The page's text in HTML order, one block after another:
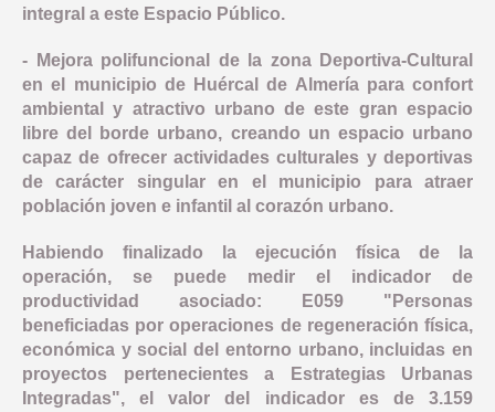
integral a este Espacio Público.
- Mejora polifuncional de la zona Deportiva-Cultural
en el municipio de Huércal de Almería para confort
ambiental y atractivo urbano de este gran espacio
libre del borde urbano, creando un espacio urbano
capaz de ofrecer actividades culturales y deportivas
de carácter singular en el municipio para atraer
población joven e infantil al corazón urbano.
Habiendo finalizado la ejecución física de la
operación, se puede medir el indicador de
productividad asociado: E059 "Personas
beneficiadas por operaciones de regeneración física,
económica y social del entorno urbano, incluidas en
proyectos pertenecientes a Estrategias Urbanas
Integradas", el valor del indicador es de 3.159